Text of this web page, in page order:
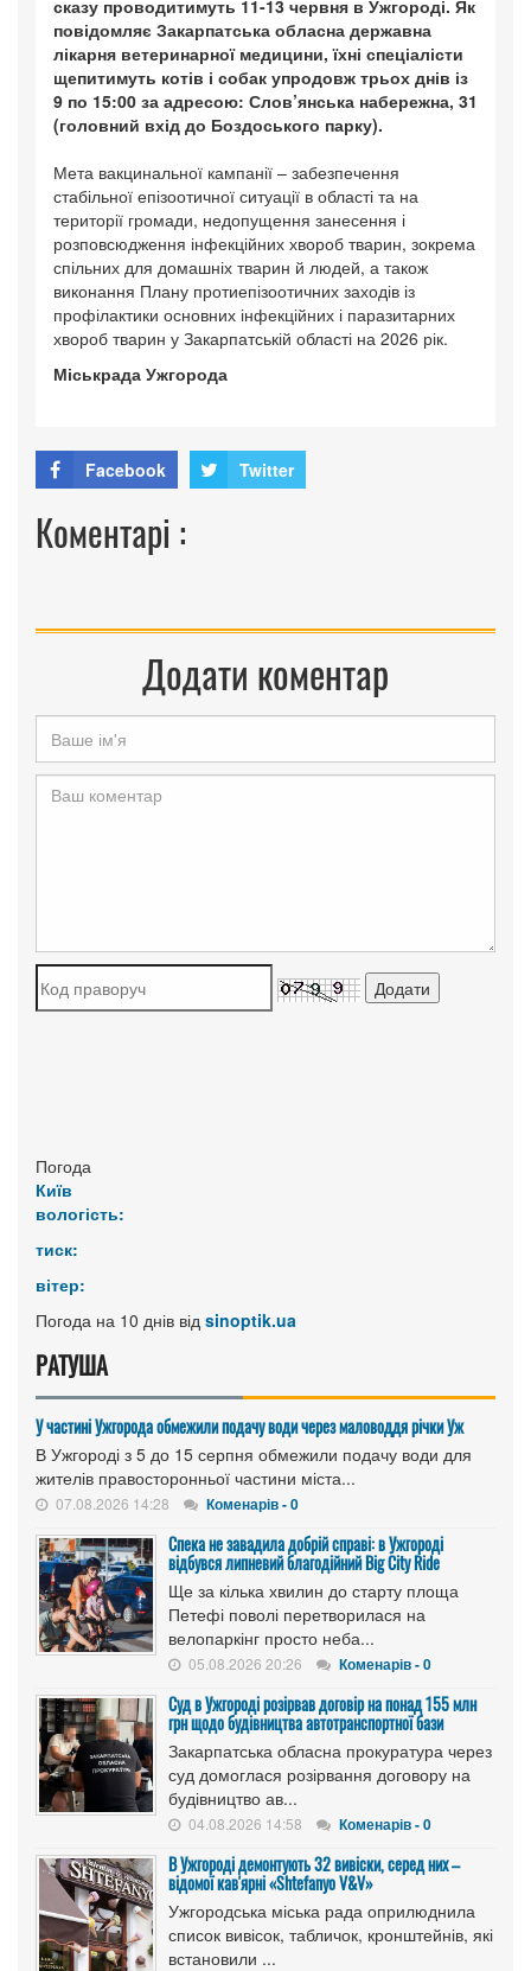
сказу проводитимуть 11-13 червня в Ужгороді. Як
повідомляє Закарпатська обласна державна
лікарня ветеринарної медицини, їхні спеціалісти
щепитимуть котів і собак упродовж трьох днів із
9 по 15:00 за адресою: Слов’янська набережна, 31
(головний вхід до Боздоського парку).
Мета вакцинальної кампанії – забезпечення
стабільної епізоотичної ситуації в області та на
території громади, недопущення занесення і
розповсюдження інфекційних хвороб тварин, зокрема
спільних для домашніх тварин й людей, а також
виконання Плану протиепізоотичних заходів із
профілактики основних інфекційних і паразитарних
хвороб тварин у Закарпатській області на 2026 рік.
Міськрада Ужгорода
Facebook Twitter
Коментарі :
Додати коментар
Погода
Київ
вологість:
тиск:
вітер:
Погода на 10 днів від sinoptik.ua
РАТУША
У частині Ужгорода обмежили подачу води через маловоддя річки Уж
В Ужгороді з 5 до 15 серпня обмежили подачу води для
жителів правосторонньої частини міста...
07.08.2026 14:28 Коменарів - 0
Спека не завадила добрій справі: в Ужгороді
відбувся липневий благодійний Big City Ride
Ще за кілька хвилин до старту площа
Петефі поволі перетворилася на
велопаркінг просто неба...
05.08.2026 20:26 Коменарів - 0
Cуд в Ужгороді розірвав договір на понад 155 млн
грн щодо будівництва автотранспортної бази
Закарпатська обласна прокуратура через
суд домоглася розірвання договору на
будівництво ав...
04.08.2026 14:58 Коменарів - 0
В Ужгороді демонтують 32 вивіски, серед них –
відомої кав'ярні «Shtefanyo V&V»
Ужгородська міська рада оприлюднила
список вивісок, табличок, кронштейнів, які
встановили ...